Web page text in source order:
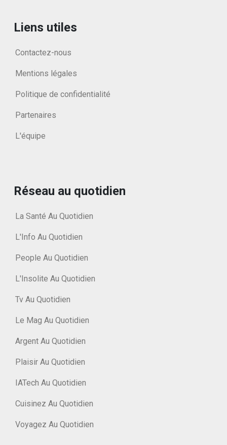
Liens utiles
Contactez-nous
Mentions légales
Politique de confidentialité
Partenaires
L'équipe
Réseau au quotidien
La Santé Au Quotidien
L'Info Au Quotidien
People Au Quotidien
L'Insolite Au Quotidien
Tv Au Quotidien
Le Mag Au Quotidien
Argent Au Quotidien
Plaisir Au Quotidien
IATech Au Quotidien
Cuisinez Au Quotidien
Voyagez Au Quotidien